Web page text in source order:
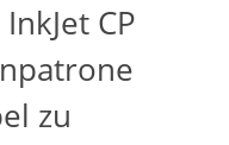
CP
zu